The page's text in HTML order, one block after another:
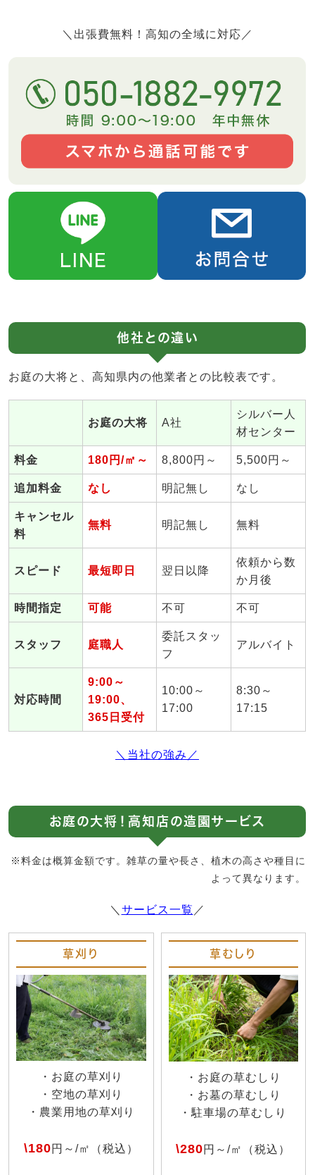
＼出張費無料！高知の全域に対応／
他社との違い
お庭の大将と、高知県内の他業者との比較表です。
お庭の大将 A社
シルバー人
材センター
料金 180円/㎡～ 8,800円～ 5,500円～
追加料金 なし 明記無し なし
キャンセル
料
無料 明記無し 無料
スピード 最短即日 翌日以降
依頼から数
か月後
時間指定 可能 不可 不可
スタッフ 庭職人
委託スタッ
フ
アルバイト
対応時間
9:00～
19:00、
365日受付
10:00～
17:00
8:30～
17:15
＼当社の強み／
お庭の大将！高知店の造園サービス
※料金は概算金額です。雑草の量や長さ、植木の高さや種目に
よって異なります。
＼ サービス一覧 ／
草刈り
・お庭の草刈り
・空地の草刈り
・農業用地の草刈り
\180円～/㎡（税込）
草むしり
・お庭の草むしり
・お墓の草むしり
・駐車場の草むしり
\280円～/㎡（税込）